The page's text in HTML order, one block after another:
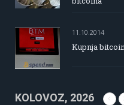
11.10.2014
Kupnja
KOLOVOZ, 2026